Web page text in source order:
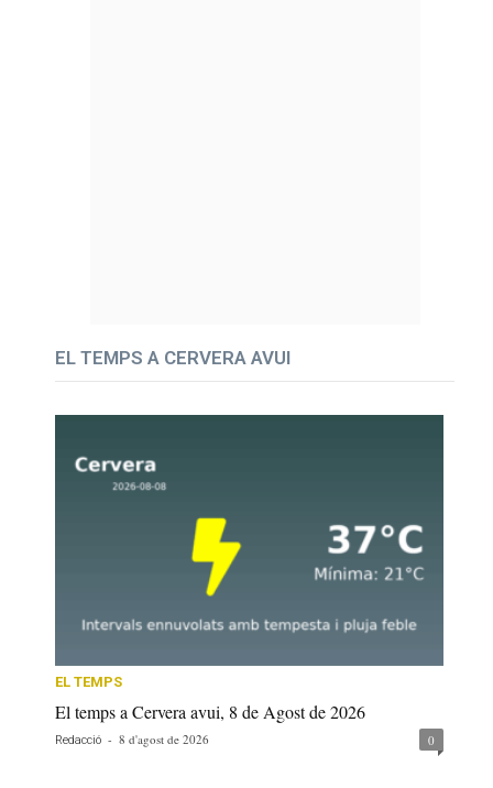
EL TEMPS A CERVERA AVUI
EL TEMPS
El temps a Cervera avui, 8 de Agost de 2026
Redacció - 8 d'agost de 2026 0